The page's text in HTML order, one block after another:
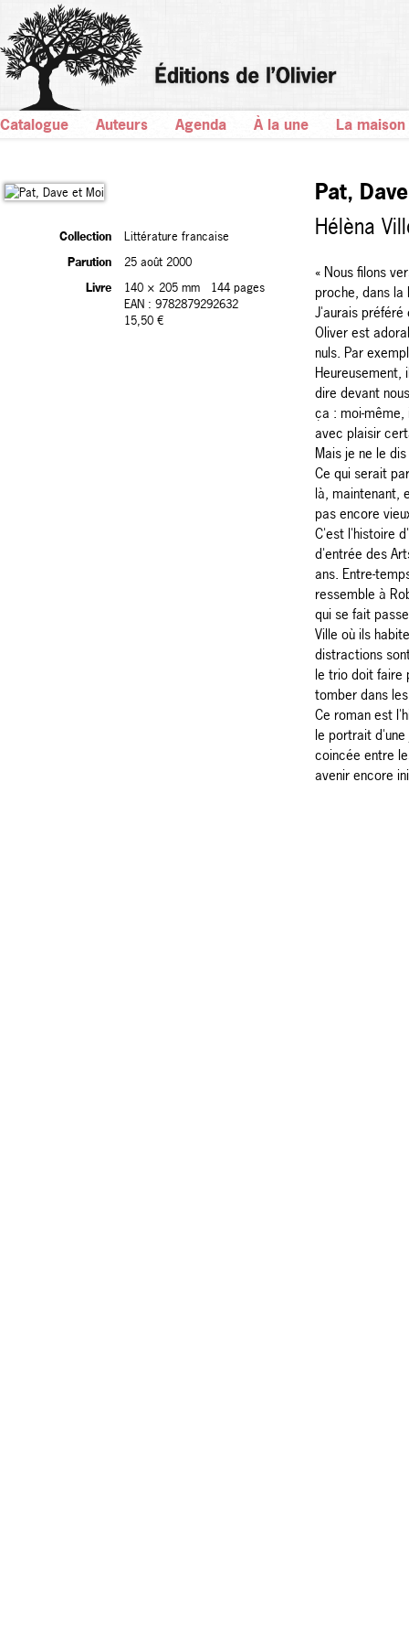
Catalogue Auteurs Agenda À la une La maison
Collection
Littérature francaise
Parution
25 août 2000
Livre
140 × 205 mm
144 pages
EAN : 9782879292632
15,50 €
Pat,
Hélèna
« Nous filons
proche, dans la
J'aurais préféré
Oliver est
nuls. Par
Heureusement,
dire devant
ça : moi-
avec plaisir
Mais je ne le
Ce qui serait
là, maintenant,
pas encore
C'est l'histoire
d'entrée des
ans. Entre-
ressemble à
qui se fait
Ville où ils
distractions
le trio doit faire
tomber dans
Ce roman est
le portrait
coincée entre
avenir encore